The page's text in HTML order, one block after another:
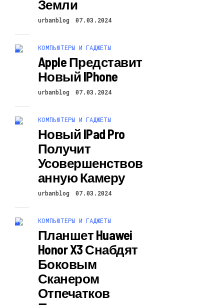
Земли
urbanblog 07.03.2024
КОМПЬЮТЕРЫ И ГАДЖЕТЫ
Apple Представит
Новый IPhone
urbanblog 07.03.2024
КОМПЬЮТЕРЫ И ГАДЖЕТЫ
Новый IPad Pro
Получит
Усовершенствов
Анную Камеру
urbanblog 07.03.2024
КОМПЬЮТЕРЫ И ГАДЖЕТЫ
Планшет Huawei
Honor X3 Снабдят
Боковым
Сканером
Отпечатков